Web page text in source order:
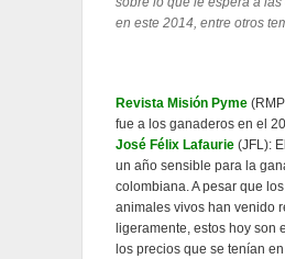
en este 2014, entre otros
Revista Misión Pyme
fue a los ganaderos en el
José Félix Lafaurie(JFL):
un año sensible para la
colombiana. A pesar que
animales vivos han venido
ligeramente, estos hoy son
los precios que se tenían